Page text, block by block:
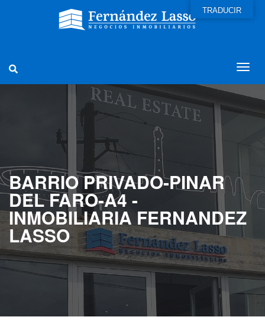
BARRIO PRIVADO-PINAR
DEL FARO-A4 -
INMOBILIARIA FERNANDEZ
LASSO
TRADUCIR